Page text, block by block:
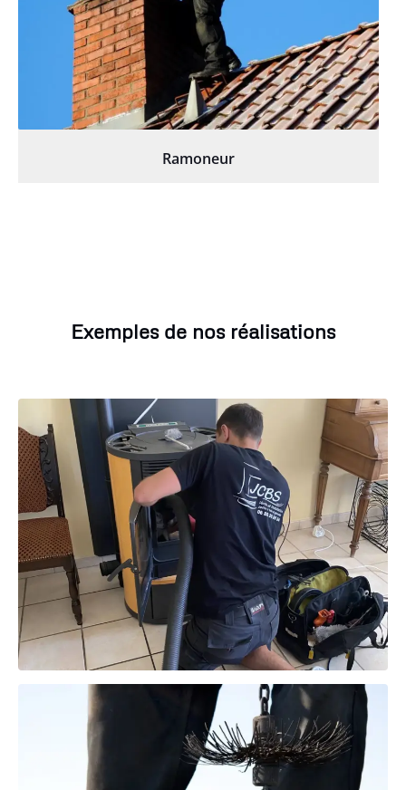
Ramoneur
Exemples de nos réalisations